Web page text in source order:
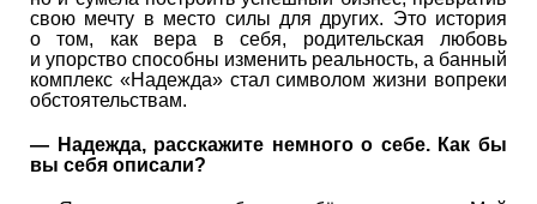
свою мечту в место силы для других. Это история
о том, как вера в себя, родительская любовь
и упорство способны изменить реальность, а банный
комплекс «Надежда» стал символом жизни вопреки
обстоятельствам.
— Надежда, расскажите немного о себе. Как бы
вы себя описали?